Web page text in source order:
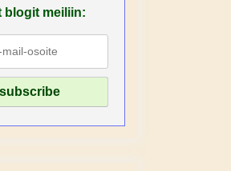
blogit meiliin: